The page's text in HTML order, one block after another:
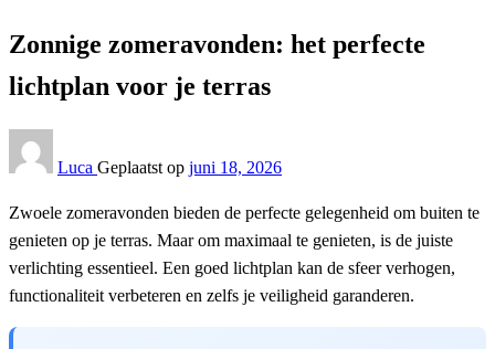
Zonnige zomeravonden: het perfecte
lichtplan voor je terras
Luca Geplaatst op juni 18, 2026
Zwoele zomeravonden bieden de perfecte gelegenheid om buiten te
genieten op je terras. Maar om maximaal te genieten, is de juiste
verlichting essentieel. Een goed lichtplan kan de sfeer verhogen,
functionaliteit verbeteren en zelfs je veiligheid garanderen.